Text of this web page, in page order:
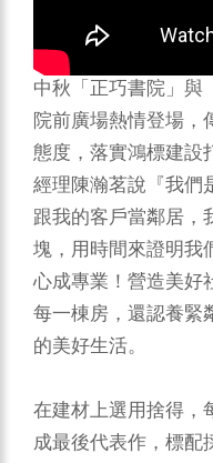
藝等，拉近人與人間
中秋「正巧書院」與
院前廣場熱情登場，
態度，落實鴻標建設
經理陳瀚茗說『我們
跟我的客戶當鄰居，
塊，用時間來證明我
心成專業！營造美好
每一棟房，還認養緊
的美好生活。
在建材上選用捨得，
成最後代表作，標配